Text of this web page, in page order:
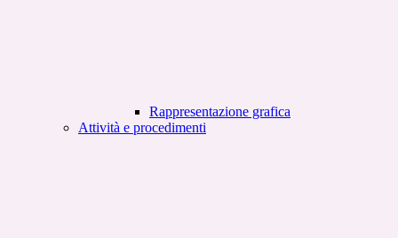
Rappresentazione grafica
Attività e procedimenti